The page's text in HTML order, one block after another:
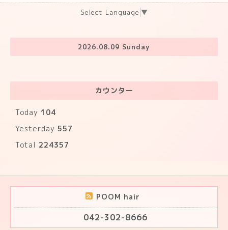
Select Language ▼
2026.08.09 Sunday
カウンター
Today 104
Yesterday 557
Total 224357
POOM hair
042-302-8666